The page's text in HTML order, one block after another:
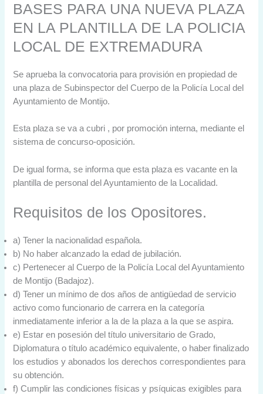
BASES PARA UNA NUEVA PLAZA
EN LA PLANTILLA DE LA POLICIA
LOCAL DE EXTREMADURA
Se aprueba la convocatoria para provisión en propiedad de
una plaza de Subinspector del Cuerpo de la Policía Local del
Ayuntamiento de Montijo.
Esta plaza se va a cubri , por promoción interna, mediante el
sistema de concurso-oposición.
De igual forma, se informa que esta plaza es vacante en la
plantilla de personal del Ayuntamiento de la Localidad.
Requisitos de los Opositores.
a) Tener la nacionalidad española.
b) No haber alcanzado la edad de jubilación.
c) Pertenecer al Cuerpo de la Policía Local del Ayuntamiento
de Montijo (Badajoz).
d) Tener un mínimo de dos años de antigüedad de servicio
activo como funcionario de carrera en la categoría
inmediatamente inferior a la de la plaza a la que se aspira.
e) Estar en posesión del título universitario de Grado,
Diplomatura o título académico equivalente, o haber finalizado
los estudios y abonados los derechos correspondientes para
su obtención.
f) Cumplir las condiciones físicas y psíquicas exigibles para